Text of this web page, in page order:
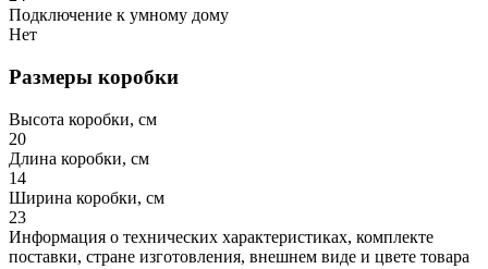
Подключение к умному дому
Нет
Размеры коробки
Высота коробки, см
20
Длина коробки, см
14
Ширина коробки, см
23
Информация о технических характеристиках, комплекте
поставки, стране изготовления, внешнем виде и цвете товара